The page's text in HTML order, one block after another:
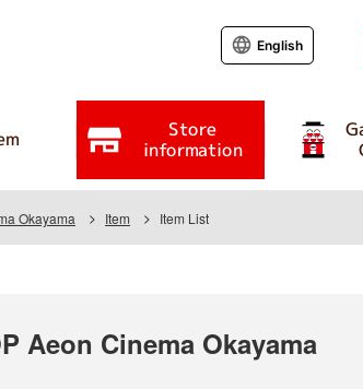
Store
information
English
Okayama Item Item List
Aeon Cinema Okayama